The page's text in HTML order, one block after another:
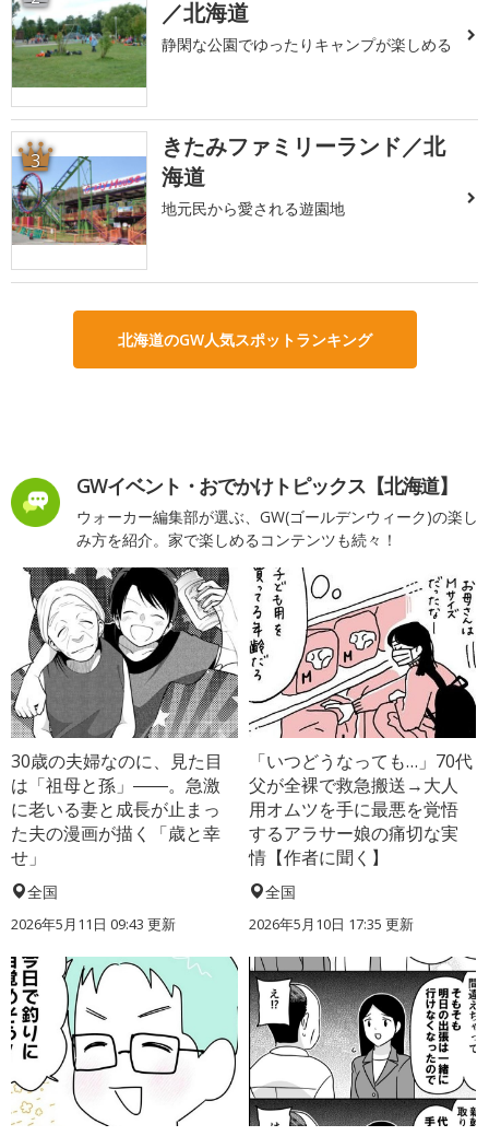
／北海道
静閑な公園でゆったりキャンプが楽しめる
3
きたみファミリーランド／北
海道
地元民から愛される遊園地
北海道のGW人気スポットランキング
GWイベント・おでかけトピックス【北海道】
ウォーカー編集部が選ぶ、GW(ゴールデンウィーク)の楽し
み方を紹介。家で楽しめるコンテンツも続々！
30歳の夫婦なのに、見た目
は「祖母と孫」――。急激
に老いる妻と成長が止まっ
た夫の漫画が描く「歳と幸
せ」
全国
2026年5月11日 09:43 更新
「いつどうなっても…」70代
父が全裸で救急搬送→大人
用オムツを手に最悪を覚悟
するアラサー娘の痛切な実
情【作者に聞く】
全国
2026年5月10日 17:35 更新